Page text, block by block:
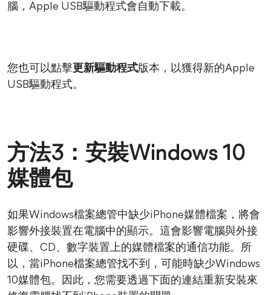
腦，Apple USB驅動程式會自動下載。
您也可以點擊更新驅動程式版本，以獲得新的Apple
USB驅動程式。
方法3：安裝Windows 10
媒體包
如果Windows檔案總管中缺少iPhone媒體檔案，將會
影響外接裝置在電腦中的顯示。這會影響電腦與外接
硬碟、CD、數字裝置上的媒體檔案的通信功能。所
以，當iPhone檔案總管找不到，可能時缺少Windows
10媒體包。因此，您需要透過下面的連結重新安裝來